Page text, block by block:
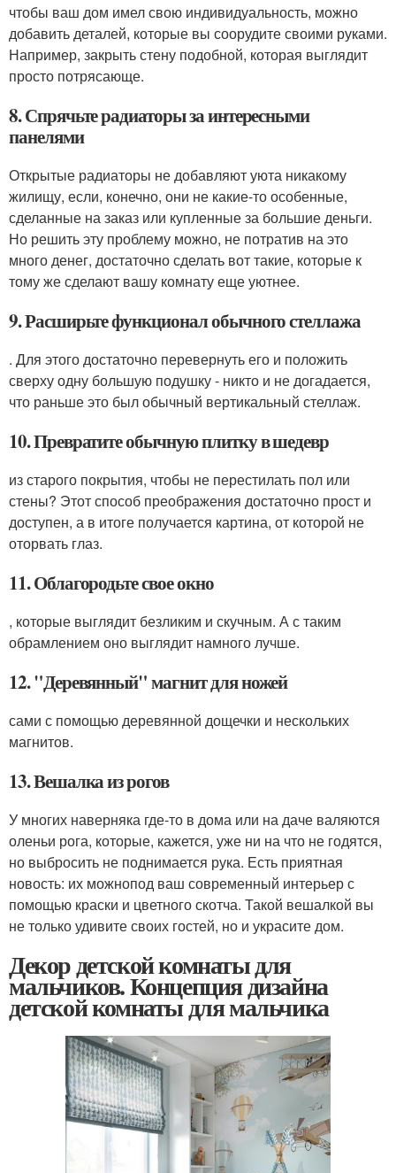
чтобы ваш дом имел свою индивидуальность, можно
добавить деталей, которые вы соорудите своими руками.
Например, закрыть стену подобной, которая выглядит
просто потрясающе.
8. Спрячьте радиаторы за интересными
панелями
Открытые радиаторы не добавляют уюта никакому
жилищу, если, конечно, они не какие-то особенные,
сделанные на заказ или купленные за большие деньги.
Но решить эту проблему можно, не потратив на это
много денег, достаточно сделать вот такие, которые к
тому же сделают вашу комнату еще уютнее.
9. Расширьте функционал обычного стеллажа
. Для этого достаточно перевернуть его и положить
сверху одну большую подушку - никто и не догадается,
что раньше это был обычный вертикальный стеллаж.
10. Превратите обычную плитку в шедевр
из старого покрытия, чтобы не перестилать пол или
стены? Этот способ преображения достаточно прост и
доступен, а в итоге получается картина, от которой не
оторвать глаз.
11. Облагородьте свое окно
, которые выглядит безликим и скучным. А с таким
обрамлением оно выглядит намного лучше.
12. "Деревянный" магнит для ножей
сами с помощью деревянной дощечки и нескольких
магнитов.
13. Вешалка из рогов
У многих наверняка где-то в дома или на даче валяются
оленьи рога, которые, кажется, уже ни на что не годятся,
но выбросить не поднимается рука. Есть приятная
новость: их можнопод ваш современный интерьер с
помощью краски и цветного скотча. Такой вешалкой вы
не только удивите своих гостей, но и украсите дом.
Декор детской комнаты для
мальчиков. Концепция дизайна
детской комнаты для мальчика